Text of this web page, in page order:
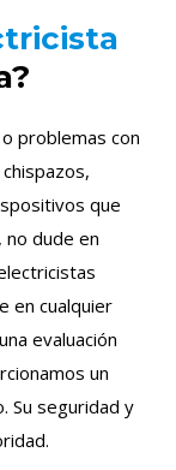
problemas con
que
no dude en
en cualquier
evaluación
un
Su seguridad y